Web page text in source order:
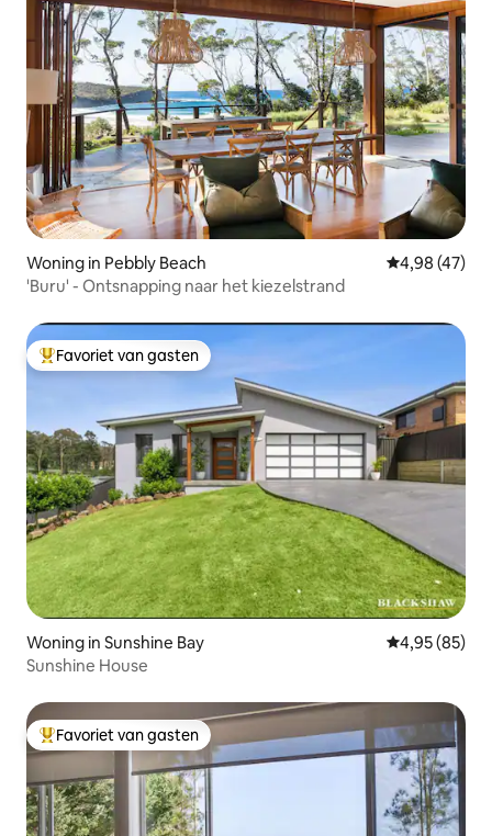
Woning in Pebbly Beach Gemiddelde
4,98 (47)
'Buru' - Ontsnapping naar het kiezelstrand
Topfavoriet van gasten
Favoriet van gasten
Woning in Sunshine Bay Gemiddelde
4,95 (85)
Sunshine House
Topfavoriet van gasten
Favoriet van gasten